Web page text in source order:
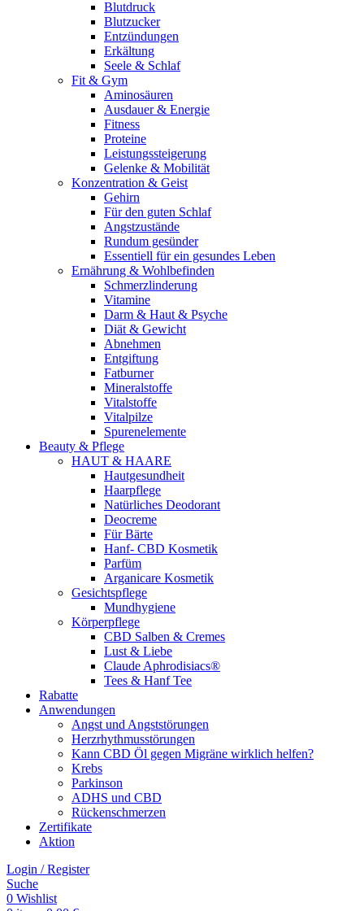
Blutdruck
Blutzucker
Entzündungen
Erkältung
Seele & Schlaf
Fit & Gym
Aminosäuren
Ausdauer & Energie
Fitness
Proteine
Leistungssteigerung
Gelenke & Mobilität
Konzentration & Geist
Gehirn
Für den guten Schlaf
Angstzustände
Rundum gesünder
Essentiell für ein gesundes Leben
Ernährung & Wohlbefinden
Schmerzlinderung
Vitamine
Darm & Haut & Psyche
Diät & Gewicht
Abnehmen
Entgiftung
Fatburner
Mineralstoffe
Vitalstoffe
Vitalpilze
Spurenelemente
Beauty & Pflege
HAUT & HAARE
Hautgesundheit
Haarpflege
Natürliches Deodorant
Deocreme
Für Bärte
Hanf- CBD Kosmetik
Parfüm
Arganicare Kosmetik
Gesichtspflege
Mundhygiene
Körperpflege
CBD Salben & Cremes
Lust & Liebe
Claude Aphrodisiacs®
Tees & Hanf Tee
Rabatte
Anwendungen
Angst und Angststörungen
Herzrhythmusstörungen
Kann CBD Öl gegen Migräne wirklich helfen?
Krebs
Parkinson
ADHS und CBD
Rückenschmerzen
Zertifikate
Aktion
Login / Register
Suche
0 Wishlist